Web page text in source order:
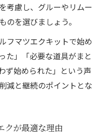
考慮し、グルーやリムー
のを選びましょう。
フマツエクキットで始め
た」「必要な道具がまと
ず始められた」という声
減と継続のポイントとな
クが最適な理由